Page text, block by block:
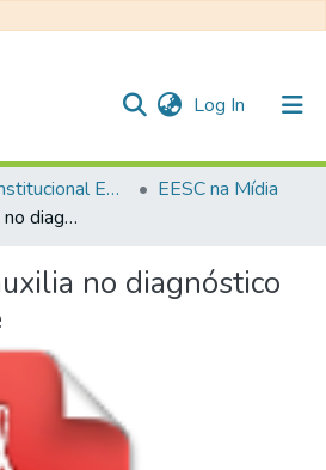
Log In (current)
Repositório Institucional EESC
EESC na Mídia
Metodologia auxilia no diagnóstico da mobilidade
no diagnóstico